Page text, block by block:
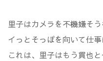
里子はカメラを不機嫌そ
イっとそっぽを向いて仕事
これは、里子はもう貫也